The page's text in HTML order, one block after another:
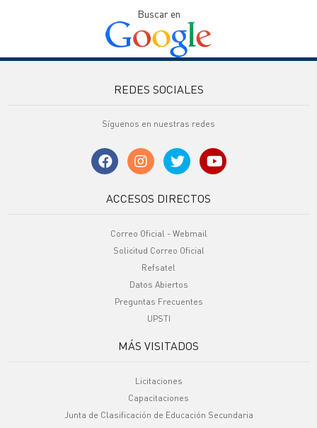
Buscar en
REDES SOCIALES
Síguenos en nuestras redes
ACCESOS DIRECTOS
Correo Oficial - Webmail
Solicitud Correo Oficial
Refsatel
Datos Abiertos
Preguntas Frecuentes
UPSTI
MÁS VISITADOS
Licitaciones
Capacitaciones
Junta de Clasificación de Educación Secundaria